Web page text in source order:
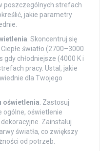
poszczególnych strefach
jakie parametry
. Skoncentruj się
światło (2700–3000
chłodniejsze (4000 K i
pracy. Ustal, jakie
dla Twojego
oświetlenia . Zastosuj
ogólne, oświetlenie
Zainstaluj
światła, co zwiększy
od potrzeb.